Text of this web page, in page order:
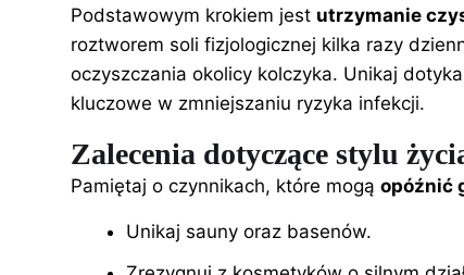
Podstawowym krokiem jest utrzymanie
roztworem soli fizjologicznej kilka razy
oczyszczania okolicy kolczyka. Unikaj
kluczowe w zmniejszaniu ryzyka infekcji.
Zalecenia dotyczące stylu
Pamiętaj o czynnikach, które mogą opóźnić
Unikaj sauny oraz basenów.